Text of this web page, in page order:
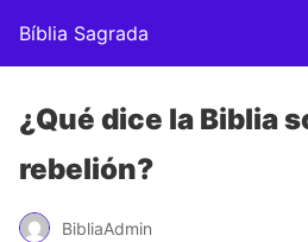
Bíblia Sagrada
¿Qué dice la Biblia
rebelión?
BibliaAdmin